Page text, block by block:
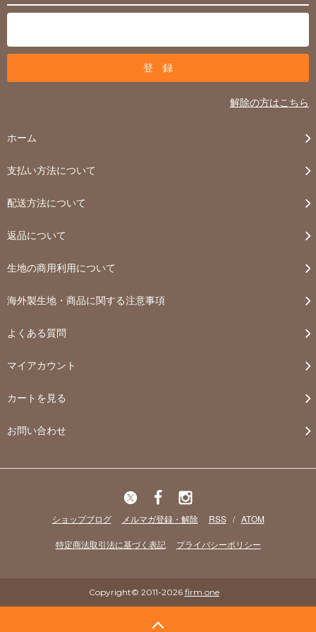
解除の方はこちら
ホーム
支払い方法について
配送方法について
返品について
生地の商用利用について
海外製生地・商品に関する注意事項
よくある質問
マイアカウント
カートを見る
お問い合わせ
ショップブログ メルマガ登録・解除 RSS / ATOM
特定商法取引法に基づく表記 プライバシーポリシー
Copyright© 2011-2026 firm one